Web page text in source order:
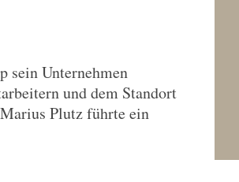
sein Unternehmen
und dem Standort
Plutz führte ein